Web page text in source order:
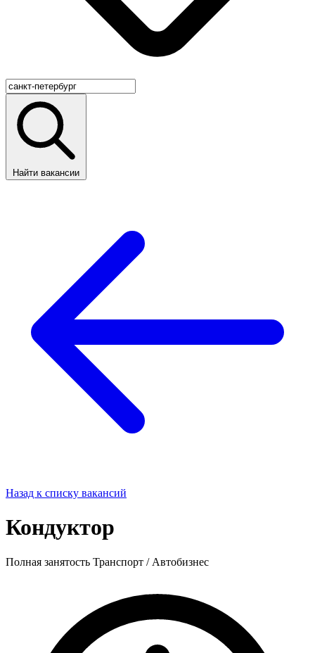
Найти вакансии
Назад к списку вакансий
Кондуктор
Полная занятость Транспорт / Автобизнес